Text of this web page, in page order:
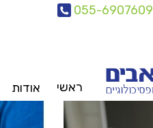
055-6907609
ראשי אודות